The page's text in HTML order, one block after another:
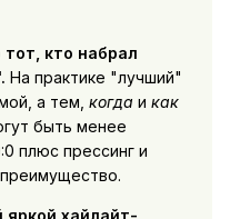
кто набрал
На практике "лучший"
а тем, когда и как
быть менее
плюс прессинг и